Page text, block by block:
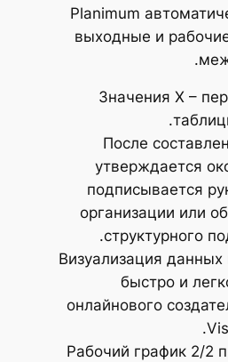
Planimum
выходные и
Значения Х –
После
утверждается
подписывается
организации или
структурного
Визуализация данных
быстро и
онлайнового
Рабочий график 2/2